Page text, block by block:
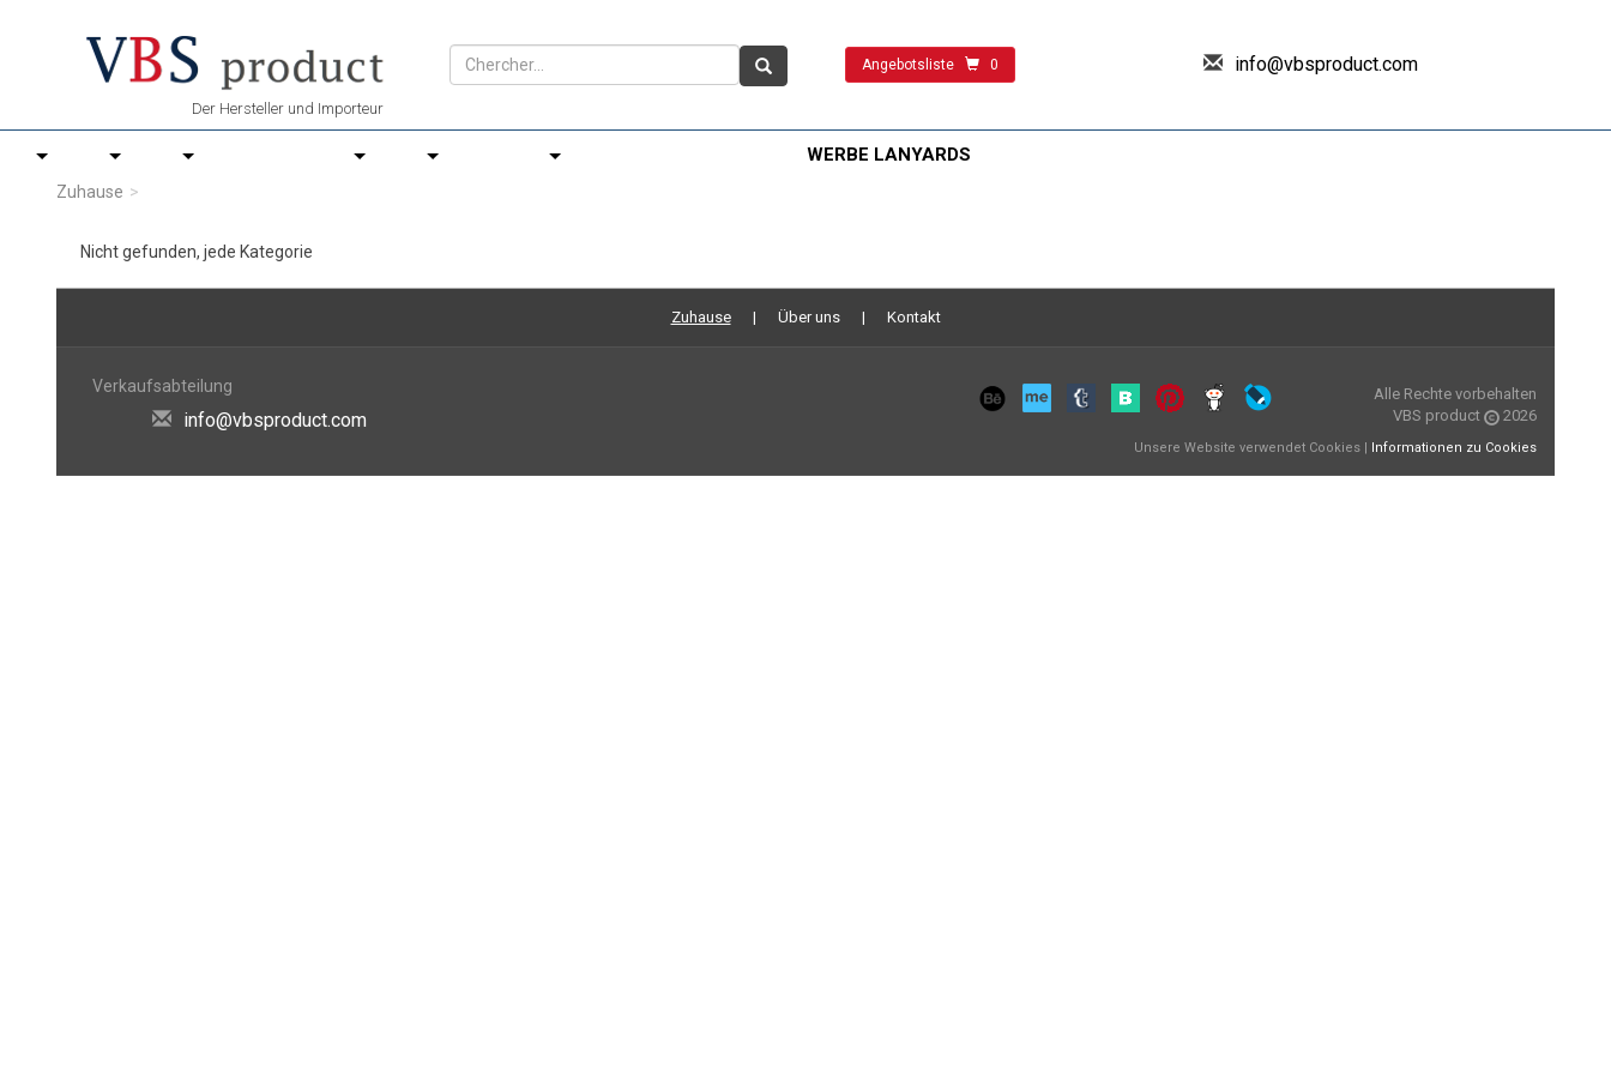
Der Hersteller und Importeur
Angebotsliste 0 info@vbsproduct.com
WERBE LANYARDS
Zuhause
Nicht gefunden, jede Kategorie
Zuhause Über uns Kontakt
Verkaufsabteilung
info@vbsproduct.com
Alle Rechte vorbehalten
VBS product
2026
Unsere Website verwendet Cookies | Informationen zu Cookies